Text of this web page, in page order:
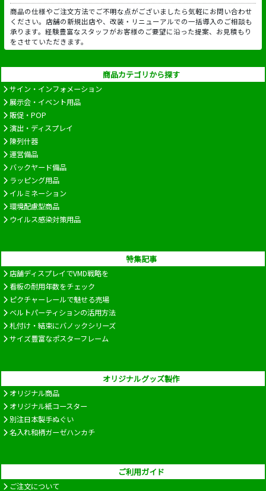
商品の仕様やご注文方法でご不明な点がございましたら気軽にお問い合わせ
ください。店舗の新規出店や、改装・リニューアルでの一括導入のご相談も
承ります。経験豊富なスタッフがお客様のご要望に沿った提案、お見積もり
をさせていただきます。
商品カテゴリから探す
サイン・インフォメーション
展示会・イベント用品
販促・POP
演出・ディスプレイ
陳列什器
運営備品
バックヤード備品
ラッピング用品
イルミネーション
環境配慮型商品
ウイルス感染対策用品
特集記事
店舗ディスプレイでVMD戦略を
看板の耐用年数をチェック
ピクチャーレールで魅せる売場
ベルトパーティションの活用方法
札付け・結束にバノックシリーズ
サイズ豊富なポスターフレーム
オリジナルグッズ製作
オリジナル商品
オリジナル紙コースター
別注日本製手ぬぐい
名入れ和柄ガーゼハンカチ
ご利用ガイド
ご注文について